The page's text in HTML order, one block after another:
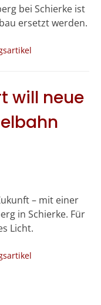
bei Schierke ist
ersetzt werden.
will neue
– mit einer
in Schierke. Für
Licht.